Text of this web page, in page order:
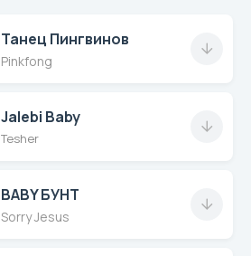
Танец Пингвинов
Pinkfong
Jalebi Baby
Tesher
BABY БУНТ
Sorry Jesus